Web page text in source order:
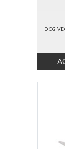
DCG